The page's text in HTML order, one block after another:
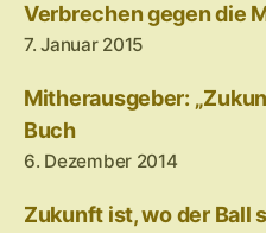
Verbrechen gegen die
7. Januar 2015
Mitherausgeber:
Buch
6. Dezember 2014
Zukunft ist, wo der Ball